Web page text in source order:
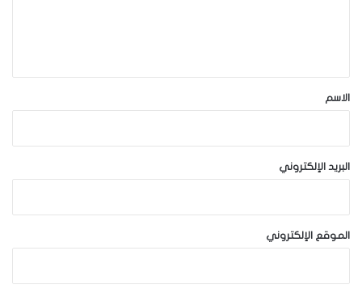
*الاسم
البريد الإلكتروني
الموقع الإلكتروني